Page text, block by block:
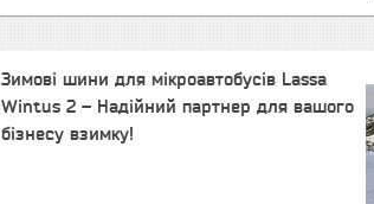
Зимові шини для мікроавтобусів Lassa
Wintus 2 – Надійний партнер для вашого
бізнесу взимку!